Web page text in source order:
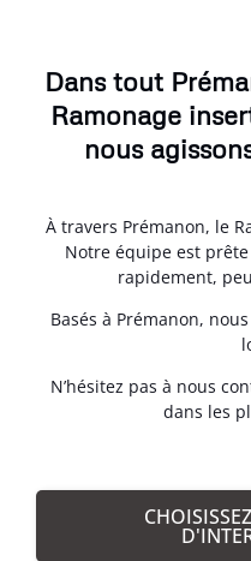
Dans tout
Ramonage
nous
À travers Prémanon, le
Notre équipe est
rapidement,
Basés à Prémanon,
N’hésitez pas à nous
dans les